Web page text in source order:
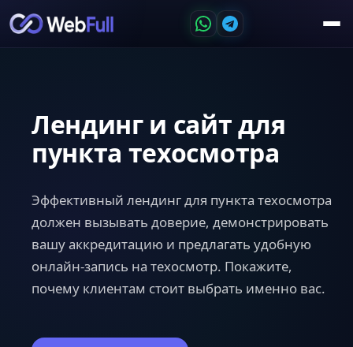
Лендинг и сайт для
пункта техосмотра
Эффективный лендинг для пункта техосмотра
должен вызывать доверие, демонстрировать
вашу аккредитацию и предлагать удобную
онлайн-запись на техосмотр. Покажите,
почему клиентам стоит выбрать именно вас.